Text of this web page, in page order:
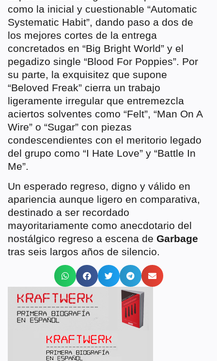
como la inicial y cuestionable “Automatic
Systematic Habit”, dando paso a dos de
los mejores cortes de la entrega
concretados en “Big Bright World” y el
pegadizo single “Blood For Poppies”. Por
su parte, la exquisitez que supone
“Beloved Freak” cierra un trabajo
ligeramente irregular que entremezcla
aciertos solventes como “Felt”, “Man On A
Wire” o “Sugar” con piezas
condescendientes con el meritorio legado
del grupo como “I Hate Love” y “Battle In
Me”.
Un esperado regreso, digno y válido en
apariencia aunque ligero en comparativa,
destinado a ser recordado
mayoritariamente como anecdotario del
nostálgico regreso a escena de Garbage
tras seis largos años de silencio.